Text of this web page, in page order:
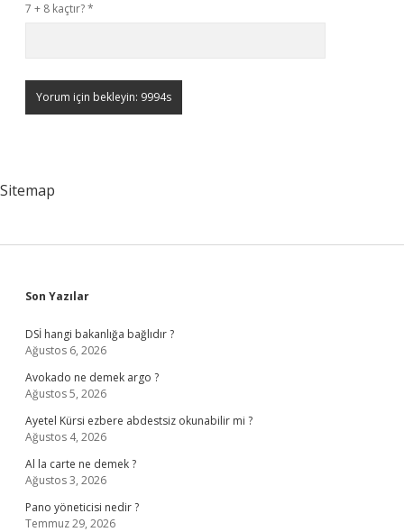
7 + 8 kaçtır?*
Sitemap
Sidebar
Son Yazılar
DSİ hangi bakanlığa bağlıdır ?
Ağustos 6, 2026
Avokado ne demek argo ?
Ağustos 5, 2026
Ayetel Kürsi ezbere abdestsiz okunabilir mi ?
Ağustos 4, 2026
Al la carte ne demek ?
Ağustos 3, 2026
Pano yöneticisi nedir ?
Temmuz 29, 2026